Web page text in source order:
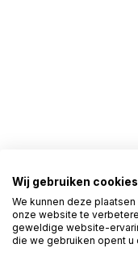
Wij gebruiken cookies
We kunnen deze
onze website te
geweldige website-
die we gebruiken opent u